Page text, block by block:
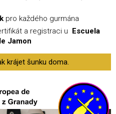
pro každého gurmána
a registraci u Escuela
Jamon
krájet šunku doma.